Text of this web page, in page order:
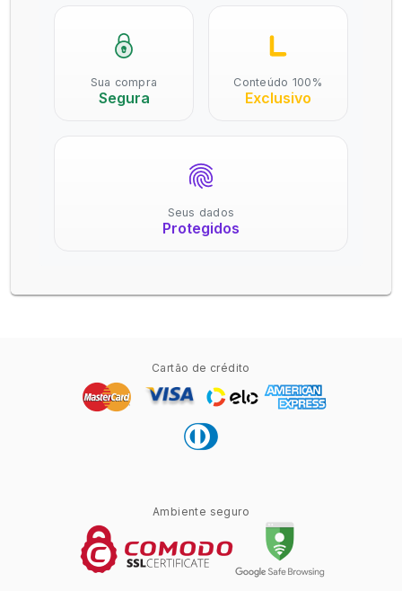
Sua compra
Segura
Conteúdo 100%
Exclusivo
Seus dados
Protegidos
Cartão de crédito
Ambiente seguro